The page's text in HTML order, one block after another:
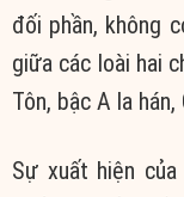
đối phần, không
giữa các loài hai
Tôn, bậc A la
Sự xuất hiện